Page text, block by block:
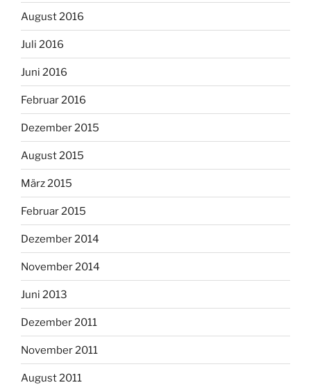
August 2016
Juli 2016
Juni 2016
Februar 2016
Dezember 2015
August 2015
März 2015
Februar 2015
Dezember 2014
November 2014
Juni 2013
Dezember 2011
November 2011
August 2011